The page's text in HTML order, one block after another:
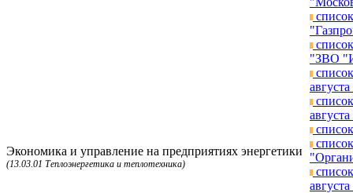
"ЗВО
Экономика и управление на предприятиях энергетики
(13.03.01 Теплоэнергетика и теплотехника)